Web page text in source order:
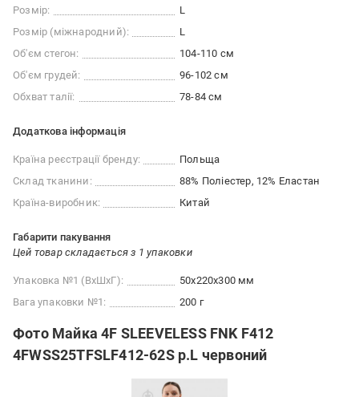
Розмір:
L
Розмір (міжнародний):
L
Об'єм стегон:
104-110 см
Об'єм грудей:
96-102 см
Обхват талії:
78-84 см
Додаткова інформація
Країна реєстрації бренду:
Польща
Склад тканини:
88% Поліестер, 12% Еластан
Країна-виробник:
Китай
Габарити пакування
Цей товар складається з 1 упаковки
Упаковка №1 (ВхШхГ):
50x220x300 мм
Вага упаковки №1:
200 г
Фото Майка 4F SLEEVELESS FNK F412
4FWSS25TFSLF412-62S р.L червоний